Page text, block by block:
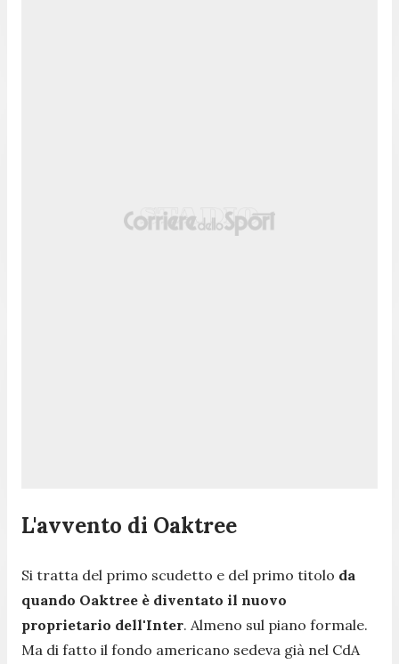
L'avvento di Oaktree
Si tratta del primo scudetto e del primo titolo da
quando Oaktree è diventato il nuovo
proprietario dell'Inter. Almeno sul piano formale.
Ma di fatto il fondo americano sedeva già nel CdA